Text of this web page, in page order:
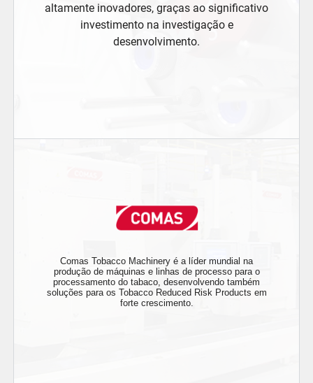
altamente inovadores, graças ao significativo
investimento na investigação e
desenvolvimento.
Comas Tobacco Machinery é a líder mundial na
produção de máquinas e linhas de processo para o
processamento do tabaco, desenvolvendo também
soluções para os Tobacco Reduced Risk Products em
forte crescimento.